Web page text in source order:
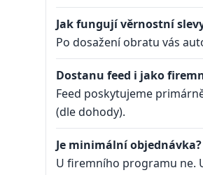
Jak fungují věrnostní
Po dosažení obratu vás
Dostanu feed i jako
Feed poskytujeme
(dle dohody).
Je minimální objednávka?
U firemního programu ne.